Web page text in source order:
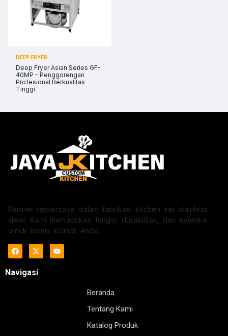
DEEP FRYER
Deep Fryer Asian Series GF-
40MP – Penggorengan
Profesional Berkualitas
Tinggi
Partner terpercaya dalam fabrikasi kitchen set stainless
steel. Kami memadukan fungsi, durabilitas, dan estetika
untuk bisnis kuliner Anda.
Navigasi
Beranda
Tentang Kami
Katalog Produk